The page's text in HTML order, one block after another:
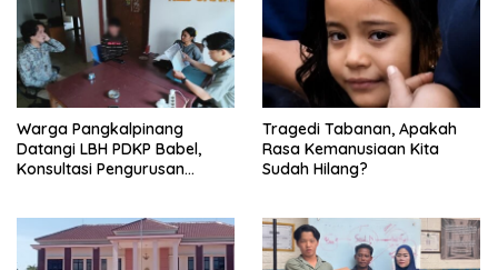
Warga Pangkalpinang
Datangi LBH PDKP Babel,
Konsultasi Pengurusan
Tragedi Tabanan, Apakah
Rasa Kemanusiaan Kita
Sudah Hilang?